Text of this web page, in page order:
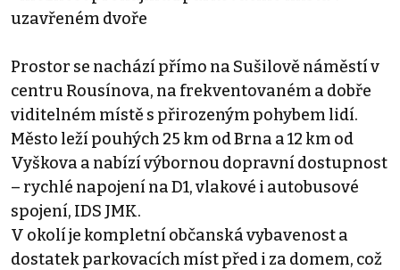
uzavřeném dvoře
Prostor se nachází přímo na Sušilově náměstí v
centru Rousínova, na frekventovaném a dobře
viditelném místě s přirozeným pohybem lidí.
Město leží pouhých 25 km od Brna a 12 km od
Vyškova a nabízí výbornou dopravní dostupnost
– rychlé napojení na D1, vlakové i autobusové
spojení, IDS JMK.
V okolí je kompletní občanská vybavenost a
dostatek parkovacích míst před i za domem, což